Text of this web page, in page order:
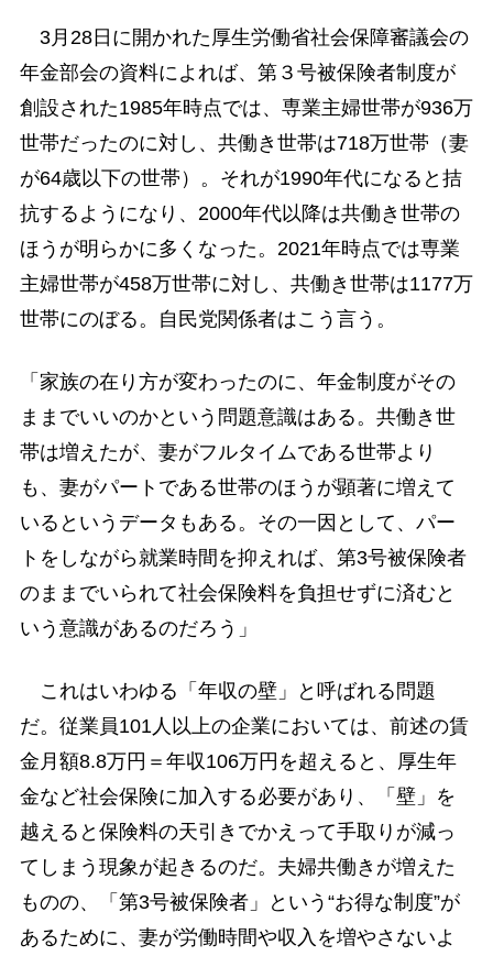
3月28日に開かれた厚生労働省社会保障審議会の
年金部会の資料によれば、第３号被保険者制度が
創設された1985年時点では、専業主婦世帯が936万
世帯だったのに対し、共働き世帯は718万世帯（妻
が64歳以下の世帯）。それが1990年代になると拮
抗するようになり、2000年代以降は共働き世帯の
ほうが明らかに多くなった。2021年時点では専業
主婦世帯が458万世帯に対し、共働き世帯は1177万
世帯にのぼる。自民党関係者はこう言う。
「家族の在り方が変わったのに、年金制度がその
ままでいいのかという問題意識はある。共働き世
帯は増えたが、妻がフルタイムである世帯より
も、妻がパートである世帯のほうが顕著に増えて
いるというデータもある。その一因として、パー
トをしながら就業時間を抑えれば、第3号被保険者
のままでいられて社会保険料を負担せずに済むと
いう意識があるのだろう」
これはいわゆる「年収の壁」と呼ばれる問題
だ。従業員101人以上の企業においては、前述の賃
金月額8.8万円＝年収106万円を超えると、厚生年
金など社会保険に加入する必要があり、「壁」を
越えると保険料の天引きでかえって手取りが減っ
てしまう現象が起きるのだ。夫婦共働きが増えた
ものの、「第3号被保険者」という“お得な制度”が
あるために、妻が労働時間や収入を増やさないよ